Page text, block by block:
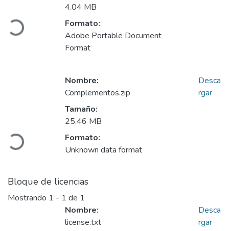
Cargando...
4.04 MB
Formato:
Adobe Portable Document
Format
Cargando...
Nombre:
Complementos.zip
Tamaño:
25.46 MB
Formato:
Unknown data format
Desca
rgar
Bloque de licencias
Mostrando 1 - 1 de 1
Nombre:
license.txt
Desca
rgar